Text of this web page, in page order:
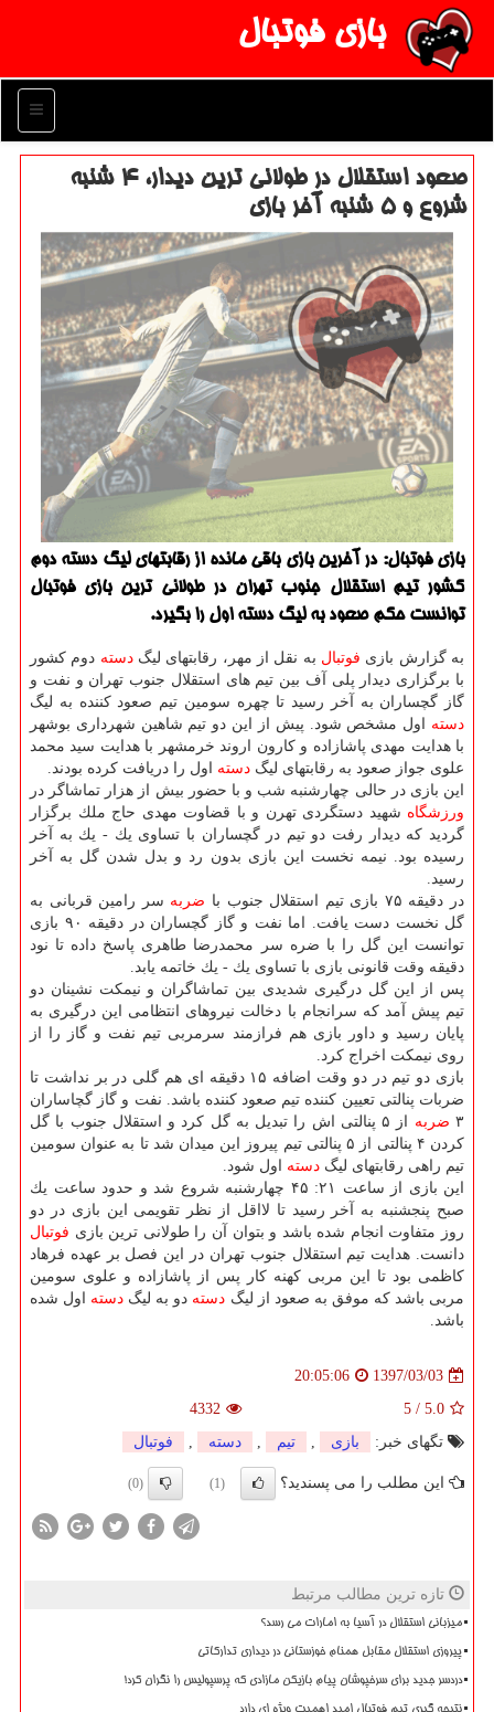
بازی فوتبال
منو
صعود استقلال در طولانی ترین دیدار، ۴ شنبه
شروع و ۵ شنبه آخر بازی
بازی فوتبال: در آخرین بازی باقی مانده از رقابتهای لیگ دسته دوم
كشور تیم استقلال جنوب تهران در طولانی ترین بازی فوتبال
توانست حكم صعود به لیگ دسته اول را بگیرد.
به گزارش بازی فوتبال به نقل از مهر، رقابتهای لیگدسته دوم كشور
با برگزاری دیدار پلی آف بین تیم های استقلال جنوب تهران و نفت و
گاز گچساران به آخر رسید تا چهره سومین تیم صعود كننده به لیگ
دسته اول مشخص شود. پیش از این دو تیم شاهین شهرداری بوشهر
با هدایت مهدی پاشازاده و كارون اروند خرمشهر با هدایت سید محمد
علوی جواز صعود به رقابتهای لیگ دسته اول را دریافت كرده بودند.
این بازی در حالی چهارشنبه شب و با حضور بیش از هزار تماشاگر در
ورزشگاه شهید دستگردی تهرن و با قضاوت مهدی حاج ملك برگزار
گردید كه دیدار رفت دو تیم در گچساران با تساوی یك - یك به آخر
رسیده بود. نیمه نخست این بازی بدون رد و بدل شدن گل به آخر
رسید.
در دقیقه ۷۵ بازی تیم استقلال جنوب با
ضربه سر رامین قربانی به
گل نخست دست یافت. اما نفت و گاز گچساران در دقیقه ۹۰ بازی
توانست این گل را با ضره سر محمدرضا طاهری پاسخ داده تا نود
دقیقه وقت قانونی بازی با تساوی یك - یك خاتمه یابد.
پس از این گل درگیری شدیدی بین تماشاگران و نیمكت نشینان دو
تیم پیش آمد كه سرانجام با دخالت نیروهای انتظامی این درگیری به
پایان رسید و داور بازی هم فرازمند سرمربی تیم نفت و گاز را از
روی نیمكت اخراج كرد.
بازی دو تیم در دو وقت اضافه ۱۵ دقیقه ای هم گلی در بر نداشت تا
ضربات پنالتی تعیین كننده تیم صعود كننده باشد. نفت و گاز گچاساران
۳ ضربه
از ۵ پنالتی اش را تبدیل به گل كرد و استقلال جنوب با گل
كردن ۴ پنالتی از ۵ پنالتی تیم پیروز این میدان شد تا به عنوان سومین
تیم راهی رقابتهای لیگ دسته اول شود.
این بازی از ساعت ۲۱: ۴۵ چهارشنبه شروع شد و حدود ساعت یك
صبح پنجشنبه به آخر رسید تا لااقل از نظر تقویمی این بازی در دو
روز متفاوت انجام شده باشد و بتوان آن را طولانی ترین بازی فوتبال
دانست. هدایت تیم استقلال جنوب تهران در این فصل بر عهده فرهاد
كاظمی بود تا این مربی كهنه كار پس از پاشازاده و علوی سومین
مربی باشد كه موفق به صعود از لیگ دسته دو به لیگ دسته اول شده
باشد.
1397/03/03
20:05:06
5.0
/
5
4332
تگهای خبر:
بازی , تیم , دسته , فوتبال
این مطلب را می پسندید؟ (1)
(0)
تازه ترین مطالب مرتبط
میزبانی استقلال در آسیا به امارات می رسد؟
پیروزی استقلال مقابل همنام خوزستانی در دیداری تدارکاتی
دردسر جدید برای سرخپوشان پیام بازیکن مازادی که پرسپولیس را نگران کرد!